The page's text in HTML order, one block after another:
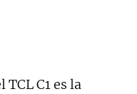
C1 es la